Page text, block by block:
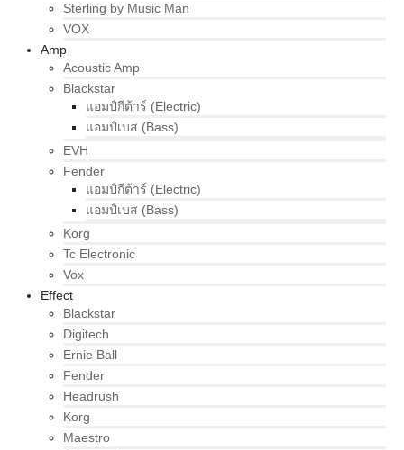
Sterling by Music Man
VOX
Amp
Acoustic Amp
Blackstar
แอมป์กีต้าร์ (Electric)
แอมป์เบส (Bass)
EVH
Fender
แอมป์กีต้าร์ (Electric)
แอมป์เบส (Bass)
Korg
Tc Electronic
Vox
Effect
Blackstar
Digitech
Ernie Ball
Fender
Headrush
Korg
Maestro